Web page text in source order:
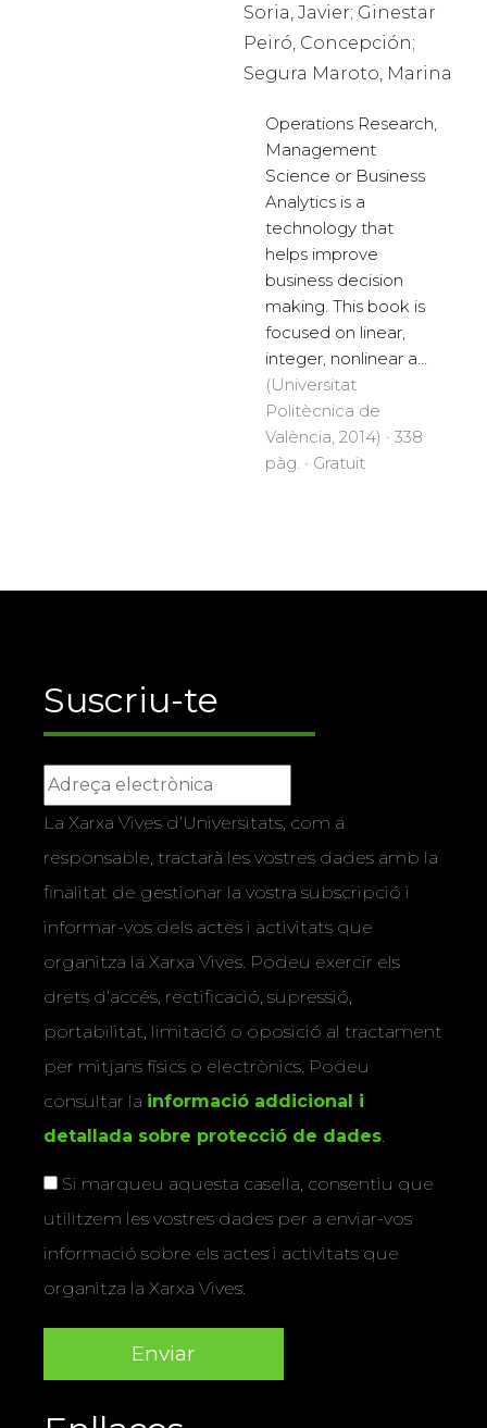
Soria, Javier; Ginestar
Peiró, Concepción;
Segura Maroto, Marina
Operations Research,
Management
Science or Business
Analytics is a
technology that
helps improve
business decision
making. This book is
focused on linear,
integer, nonlinear a...
(Universitat
Politècnica de
València, 2014) · 338
pàg. · Gratuït
Suscriu-te
La Xarxa Vives d’Universitats, com a
responsable, tractarà les vostres dades amb la
finalitat de gestionar la vostra subscripció i
informar-vos dels actes i activitats que
organitza la Xarxa Vives. Podeu exercir els
drets d’accés, rectificació, supressió,
portabilitat, limitació o oposició al tractament
per mitjans físics o electrònics. Podeu
consultar la informació addicional i
detallada sobre protecció de dades
Si marqueu aquesta casella, consentiu que
utilitzem les vostres dades per a enviar-vos
informació sobre els actes i activitats que
organitza la Xarxa Vives.